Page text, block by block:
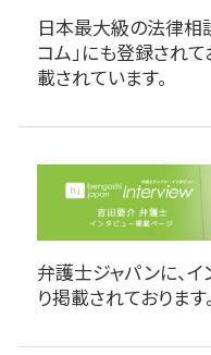
日本最大級の法律相
コム」にも登録され
載されています。
弁護士ジャパンに、
り掲載されております